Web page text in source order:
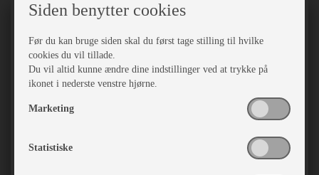
Siden benytter cookies
Før du kan bruge siden skal du først tage stilling til hvilke
cookies du vil tillade.
Du vil altid kunne ændre dine indstillinger ved at trykke på
ikonet i nederste venstre hjørne.
Marketing
Statistiske